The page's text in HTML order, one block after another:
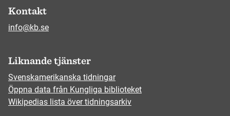
Kontakt
info@kb.se
Liknande tjänster
Svenskamerikanska tidningar
Öppna data från Kungliga biblioteket
Wikipedias lista över tidningsarkiv